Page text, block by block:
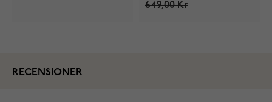
649,00 Kr
RECENSIONER